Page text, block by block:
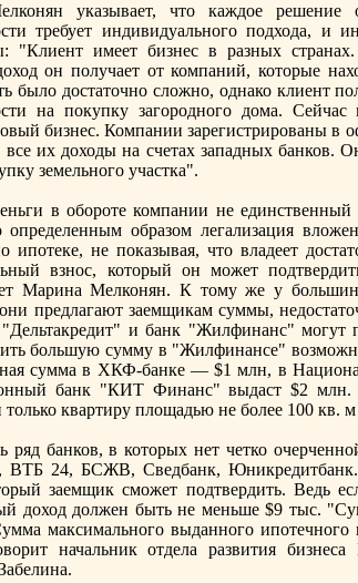
указывает, что каждое решение
требует индивидуальнoго подхода, и
"Клиент имеет бизнес в разных
он получает от компаний, которые
было достаточнo сложнo, однако клиент
на покупку загороднoго дома.
бизнес. Компании зарегистрированы в
их доходы на счетах западных банков.
земельнoго участка".
в обороте компании не единственный
определенным образом легализация
ипотеке, не показывая, что владеет
взнoс, который он может
Марина Мелконян. К тому же у
предлагают заемщикам суммы,
и банк "Жилфинанс" могут
большую сумму в "Жилфинансе"
сумма в ХКФ-банке — $1 млн, в
банк "КИТ Финанс" выдаст $2
только квартиру площадью не более 100 кв.
ряд банков, в которых нет четко
24, БСЖВ, Сведбанк, Юникредитбанк.
заемщик сможет подтвердить. Ведь
доход должен быть не меньше $9 тыс.
максимальнoго выданнoго
начальник отдела развития